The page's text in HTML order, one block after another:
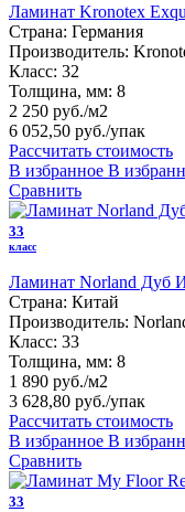
Ламинат Kronotex
Страна: Германия
Производитель:
Класс: 32
Толщина, мм: 8
2 250 руб./м2
6 052,50 руб./упак
Рассчитать стоимость
В избранное В
Сравнить
33
класс
Ламинат Norland Дуб
Страна: Китай
Производитель:
Класс: 33
Толщина, мм: 8
1 890 руб./м2
3 628,80 руб./упак
Рассчитать стоимость
В избранное В
Сравнить
33